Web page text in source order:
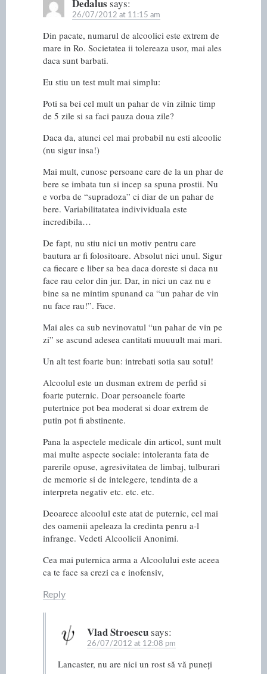
Dedalus says:
26/07/2012 at 11:15 am
Din pacate, numarul de alcoolici este extrem de
mare in Ro. Societatea ii tolereaza usor, mai ales
daca sunt barbati.
Eu stiu un test mult mai simplu:
Poti sa bei cel mult un pahar de vin zilnic timp
de 5 zile si sa faci pauza doua zile?
Daca da, atunci cel mai probabil nu esti alcoolic
(nu sigur insa!)
Mai mult, cunosc persoane care de la un phar de
bere se imbata tun si incep sa spuna prostii. Nu
e vorba de “supradoza” ci diar de un pahar de
bere. Variabilitatatea indivividuala este
incredibila…
De fapt, nu stiu nici un motiv pentru care
bautura ar fi folositoare. Absolut nici unul. Sigur
ca fiecare e liber sa bea daca doreste si daca nu
face rau celor din jur. Dar, in nici un caz nu e
bine sa ne mintim spunand ca “un pahar de vin
nu face rau!”. Face.
Mai ales ca sub nevinovatul “un pahar de vin pe
zi” se ascund adesea cantitati muuuult mai mari.
Un alt test foarte bun: intrebati sotia sau sotul!
Alcoolul este un dusman extrem de perfid si
foarte puternic. Doar persoanele foarte
putertnice pot bea moderat si doar extrem de
putin pot fi abstinente.
Pana la aspectele medicale din articol, sunt mult
mai multe aspecte sociale: intoleranta fata de
parerile opuse, agresivitatea de limbaj, tulburari
de memorie si de intelegere, tendinta de a
interpreta negativ etc. etc. etc.
Deoarece alcoolul este atat de puternic, cel mai
des oamenii apeleaza la credinta penru a-l
infrange. Vedeti Alcoolicii Anonimi.
Cea mai puternica arma a Alcoolului este aceea
ca te face sa crezi ca e inofensiv,
Reply
Vlad Stroescusays:
26/07/2012 at 12:08 pm
Lancaster, nu are nici un rost să vă puneți